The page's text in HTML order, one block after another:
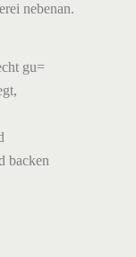
nebenan.
gu=
backen